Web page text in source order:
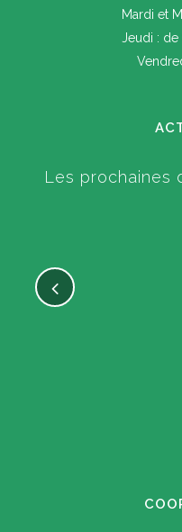
Mardi et
Jeudi : de
Les prochaines